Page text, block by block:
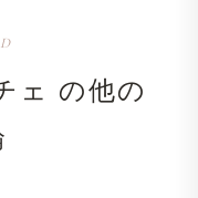
ェ の​他の​